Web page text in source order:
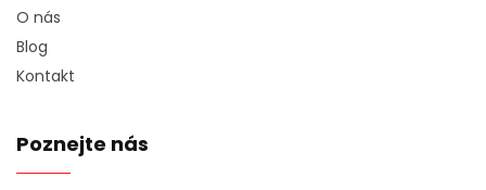
O nás
Blog
Kontakt
Poznejte nás